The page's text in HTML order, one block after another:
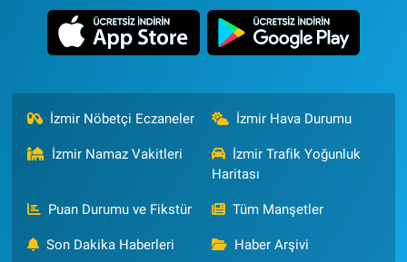
İzmir Nöbetçi Eczaneler İzmir Hava Durumu
İzmir Namaz Vakitleri
İzmir Trafik Yoğunluk
Haritası
Puan Durumu ve Fikstür Tüm Manşetler
Son Dakika Haberleri Haber Arşivi